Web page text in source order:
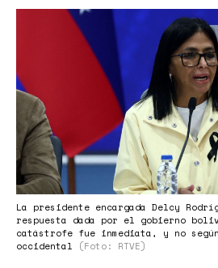
de
prensa
La presidente encargada Delcy
respuesta dada por el gobierno
catástrofe fue inmediata, y no
occidental
(Foto: RTVE)